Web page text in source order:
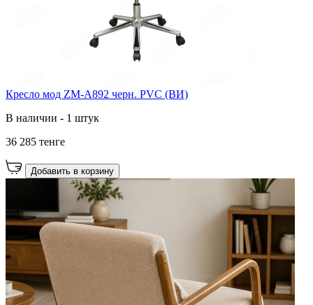
Кресло мод ZM-A892 черн. PVC (ВИ)
В наличии - 1 штук
36 285 тенге
Добавить в корзину